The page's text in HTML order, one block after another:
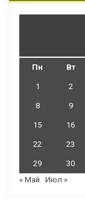
Пн Вт
1 2
8 9
15 16
22 23
29
30
« Май
Июл »